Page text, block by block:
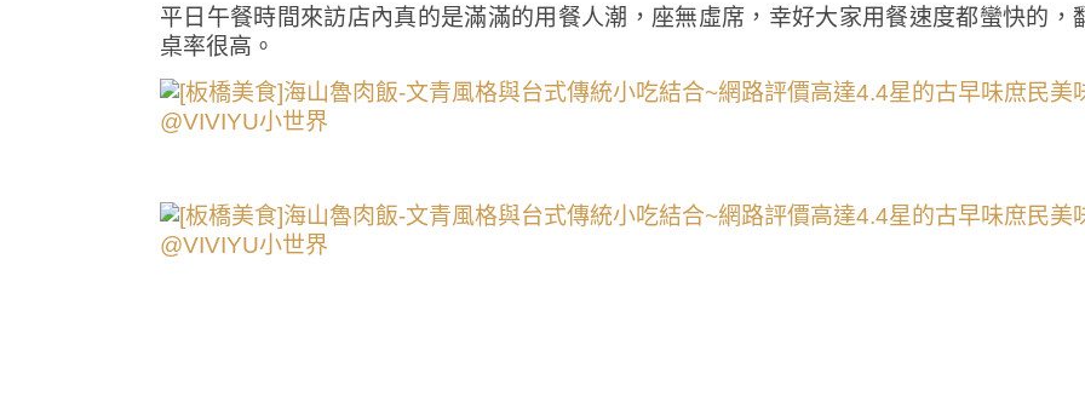
平日午餐時間來訪店內真的是滿滿的用餐人潮，座無虛席，幸好大家用餐速度都蠻快的，
桌率很高。